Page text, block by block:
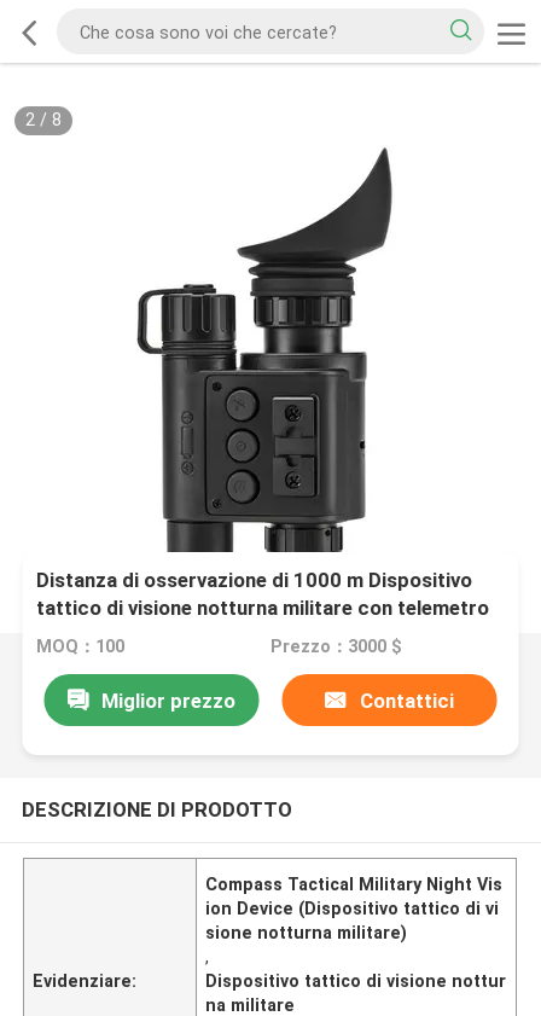
2/ 8
Distanza di osservazione di 1000 m Dispositivo
tattico di visione notturna militare con telemetro
laser e bussola
MOQ：100 Prezzo：3000 $
Miglior prezzo Contattici
DESCRIZIONE DI PRODOTTO
Evidenziare:
Compass Tactical Military Night Vis
ion Device (Dispositivo tattico di vi
sione notturna militare)
,
Dispositivo tattico di visione nottur
na militare